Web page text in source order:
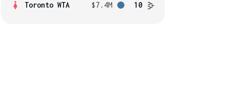
Toronto WTA
$7.4M 10